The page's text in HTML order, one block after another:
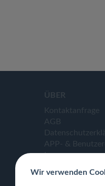
ÜBER
Kontaktanfrage
AGB
APP- &
Impressum
Wir verwenden